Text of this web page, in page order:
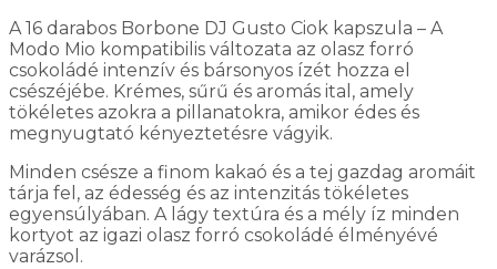
A 16 darabos Borbone DJ Gusto Ciok kapszula – A
Modo Mio kompatibilis változata az olasz forró
csokoládé intenzív és bársonyos ízét hozza el
csészéjébe. Krémes, sűrű és aromás ital, amely
tökéletes azokra a pillanatokra, amikor édes és
megnyugtató kényeztetésre vágyik.
Minden csésze a finom kakaó és a tej gazdag aromáit
tárja fel, az édesség és az intenzitás tökéletes
egyensúlyában. A lágy textúra és a mély íz minden
kortyot az igazi olasz forró csokoládé élményévé
varázsol.